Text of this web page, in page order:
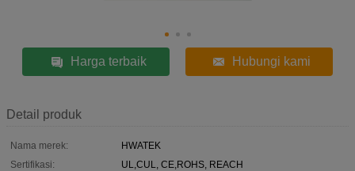
Harga terbaik Hubungi kami
Detail produk
Nama merek:
HWATEK
Sertifikasi:
UL,CUL, CE,ROHS, REACH